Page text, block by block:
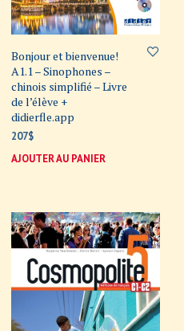
Bonjour et bienvenue!
A1.1 – Sinophones –
chinois simplifié – Livre
de l’élève +
didierfle.app
207$
AJOUTER AU PANIER